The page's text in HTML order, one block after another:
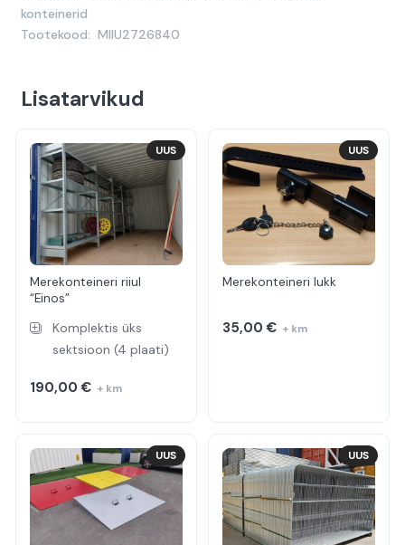
konteinerid
Tootekood: MIIU2726840
Lisatarvikud
Merekonteineri riiul
“Einos”
Komplektis üks
sektsioon (4 plaati)
190,00€ + km
UUS
Merekonteineri lukk
35,00€ + km
UUS
UUS UUS